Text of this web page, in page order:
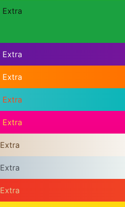
Extra
Extra
Extra
Extra
Extra
Extra
Extra
Extra